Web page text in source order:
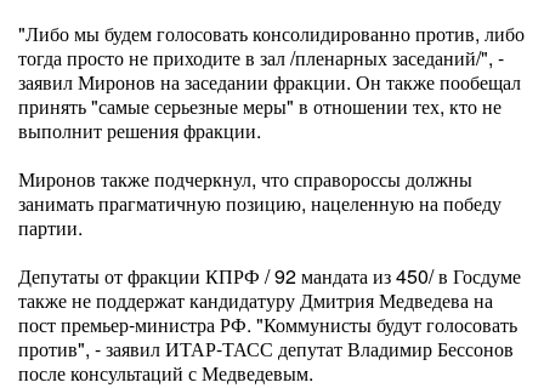
"Либо мы будем голосовать консолидированно против, либо
тогда просто не приходите в зал /пленарных заседаний/", -
заявил Миронов на заседании фракции. Он также пообещал
принять "самые серьезные меры" в отношении тех, кто не
выполнит решения фракции.
Миронов также подчеркнул, что справороссы должны
занимать прагматичную позицию, нацеленную на победу
партии.
Депутаты от фракции КПРФ / 92 мандата из 450/ в Госдуме
также не поддержат кандидатуру Дмитрия Медведева на
пост премьер-министра РФ. "Коммунисты будут голосовать
против", - заявил ИТАР-ТАСС депутат Владимир Бессонов
после консультаций с Медведевым.